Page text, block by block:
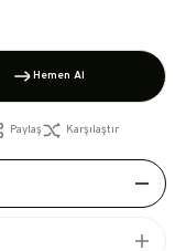
Hemen Al
Paylaş Karşılaştır